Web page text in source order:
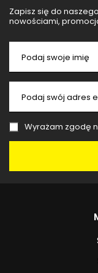
Zapisz się do
nowościami,
Podaj swoje imię
Podaj swój adres
Wyrażam zgodę na przetwarzanie moich